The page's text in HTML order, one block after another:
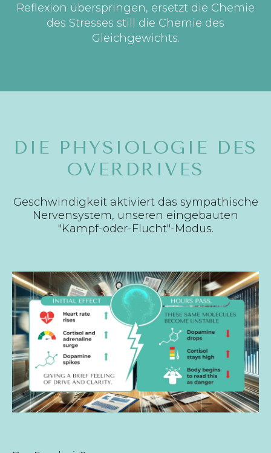
Reflexion überspringen, ersetzt die Chemie
des Stresses still die Chemie des
Gleichgewichts.
DIE PHYSIOLOGIE DES
OVERDRIVES
Geschwindigkeit aktiviert das sympathische
Nervensystem, unseren eingebauten
"Kampf-oder-Flucht"-Modus.